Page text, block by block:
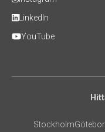
LinkedIn
YouTube
Stockholm